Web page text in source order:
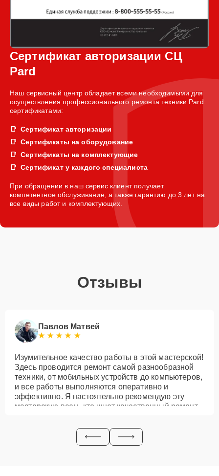
Сертификат авторизации СЦ
Pard
Наш сервисный центр обладает всеми необходимыми для
осуществления профессионального ремонта техники Pard
сертификатами:
Сертификат авторизации
Сертификаты на оборудование
Сертификаты на комплектующие
Сертификат у каждого специалиста
При обращении в наш сервис клиент получает
компетентное обслуживание, а также гарантию до 3 лет на
все виды работ и комплектующих.
Отзывы
Павлов Матвей
Изумительное качество работы в этой мастерской!
Здесь проводится ремонт самой разнообразной
техники, от мобильных устройств до компьютеров,
и все работы выполняются оперативно и
эффективно. Я настоятельно рекомендую эту
мастерскую всем, кто ищет качественный ремонт